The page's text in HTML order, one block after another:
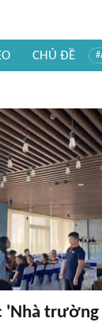
CHỦ ĐỀ
'Nhà trường